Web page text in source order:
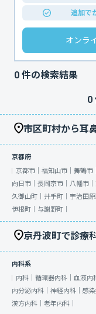
追加で
オンラ
0 件の検索結果
0
市区町村から耳
京都府
京都市｜ 福知山市｜ 舞鶴市｜
向日市｜ 長岡京市｜ 八幡市｜
久御山町｜ 井手町｜ 宇治田原
伊根町｜ 与謝野町｜
京丹波町で診療
内科系
内科｜ 循環器内科｜ 血液内
内分泌内科｜ 神経内科｜ 感染
漢方内科｜ 老年内科｜